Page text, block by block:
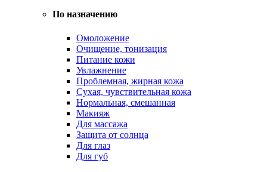
По назначению
Омоложение
Очищение, тонизация
Питание кожи
Увлажнение
Проблемная, жирная кожа
Сухая, чувствительная кожа
Нормальная, смешанная
Макияж
Для массажа
Защита от солнца
Для глаз
Для губ